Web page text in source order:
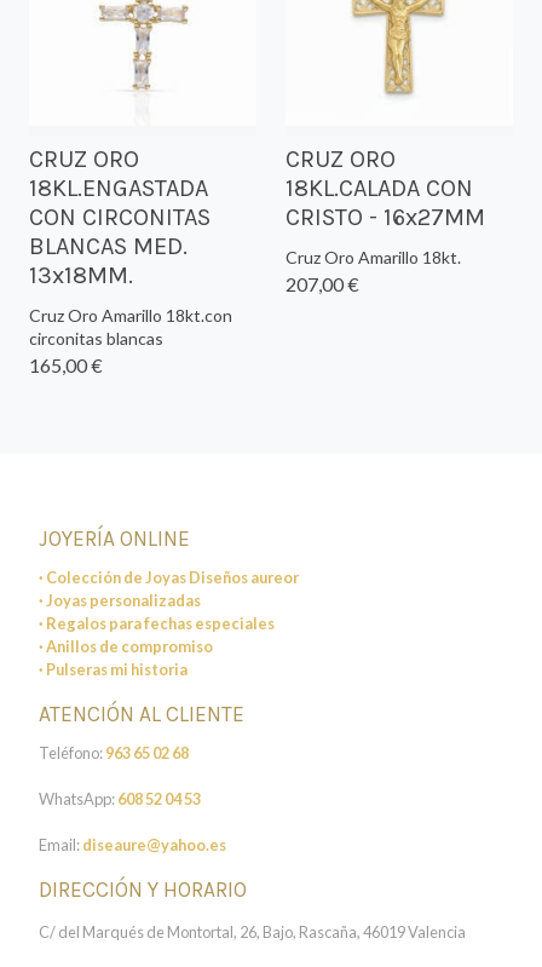
CRUZ ORO
18KL.ENGASTADA
CON CIRCONITAS
BLANCAS MED.
13x18MM.
Cruz Oro Amarillo 18kt.con
circonitas blancas
165,00 €
CRUZ ORO
18KL.CALADA CON
CRISTO - 16x27MM
Cruz Oro Amarillo 18kt.
207,00 €
JOYERÍA ONLINE
· Colección de Joyas Diseños aureor
· Joyas personalizadas
· Regalos para fechas especiales
· Anillos de compromiso
· Pulseras mi historia
ATENCIÓN AL CLIENTE
Teléfono:963 65 02 68
WhatsApp:608 52 04 53
Email:diseaure@yahoo.es
DIRECCIÓN Y HORARIO
C/ del Marqués de Montortal, 26, Bajo, Rascaña, 46019 Valencia